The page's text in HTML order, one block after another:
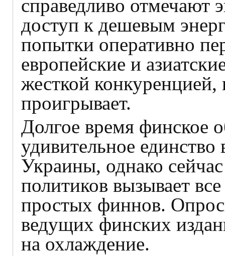
справедливо отмечают
доступ к дешевым
попытки оперативно
европейские и
жесткой конкуренцией,
проигрывает.
Долгое время финское
удивительное
Украины, однако
политиков вызывает
простых финнов.
ведущих финских
на охлаждение.